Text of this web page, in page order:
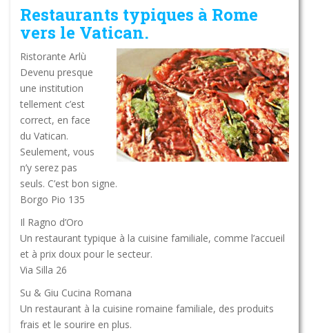
Restaurants typiques à Rome
vers le Vatican.
Ristorante Arlù
Devenu presque
une institution
tellement c’est
correct, en face
du Vatican.
Seulement, vous
n’y serez pas
seuls. C’est bon signe.
Borgo Pio 135
Il Ragno d’Oro
Un restaurant typique à la cuisine familiale, comme l’accueil
et à prix doux pour le secteur.
Via Silla 26
Su & Giu Cucina Romana
Un restaurant à la cuisine romaine familiale, des produits
frais et le sourire en plus.